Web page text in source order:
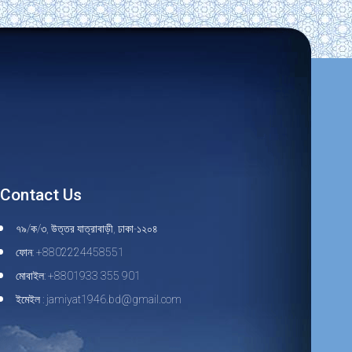
Contact Us
৭৯/ক/৩, উত্তর যাত্রাবাড়ী, ঢাকা-১২০৪
ফোন: +8802224458551
মোবাইল: +8801933 355 901
ইমেইল : jamiyat1946.bd@gmail.com